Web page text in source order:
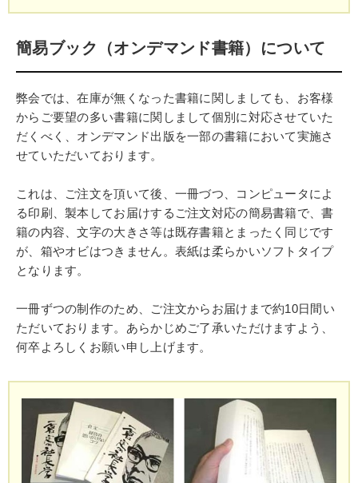
簡易ブック（オンデマンド書籍）について
弊会では、在庫が無くなった書籍に関しましても、お客様
からご要望の多い書籍に関しまして個別に対応させていた
だくべく、オンデマンド出版を一部の書籍において実施さ
せていただいております。
これは、ご注文を頂いて後、一冊づつ、コンピュータによ
る印刷、製本してお届けするご注文対応の簡易書籍で、書
籍の内容、文字の大きさ等は既存書籍とまったく同じです
が、箱やオビはつきません。表紙は柔らかいソフトタイプ
となります。
一冊ずつの制作のため、ご注文からお届けまで約10日間い
ただいております。あらかじめご了承いただけますよう、
何卒よろしくお願い申し上げます。